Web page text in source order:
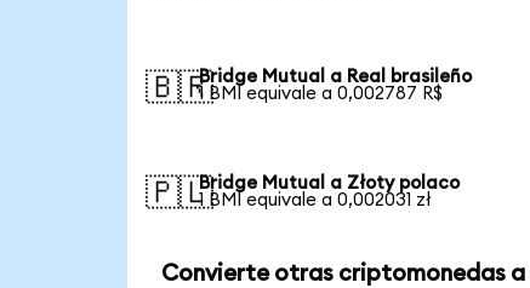
🇧🇷Bridge Mutual a Real brasileño
1 BMI equivale a 0,002787 R$
🇵🇱Bridge Mutual a Złoty polaco
1 BMI equivale a 0,002031 zł
Convierte otras criptomonedas a